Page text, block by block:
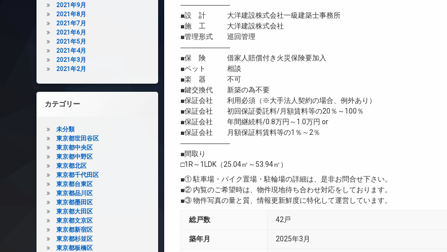
―――――――
■設 計 大洋建設株式会社一級建築士事務所
■施 工 大洋建設株式会社
■管理形式 巡回管理
―――――――
■保 険 借家人賠償付き火災保険要加入
■ペット 相談
■楽 器 不可
■鍵交換代 新築の為不要
■保証会社 利用必須（※大手法人契約の場合、例外あり）
■保証会社 初回保証委託料/月額賃料等の20％～100％
■保証会社 年間継続料/0.8万円～1.0万円 or
■保証会社 月額保証料賃料等の1％～2％
―――――――
■間取り
□1R～1LDK（25.04㎡～53.94㎡）
■① 駐車場・バイク置場・駐輪場の詳細は、是非お問合せ下さい。
■② 内覧のご希望時は、物件現地待ち合わせ対応をしております。
■③ 物件写真の量と質、情報更新鮮度に特化して運営しています。
総戸数 42戸
築年月 2025年3月
2021年9月
2021年8月
2021年7月
2021年6月
2021年5月
2021年4月
2021年3月
2021年2月
カテゴリー
未分類
東京都世田谷区
東京都中央区
東京都中野区
東京都北区
東京都千代田区
東京都台東区
東京都品川区
東京都墨田区
東京都大田区
東京都文京区
東京都新宿区
東京都杉並区
東京都板橋区